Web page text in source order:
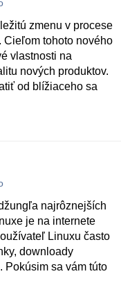
zmenu v procese
Cieľom tohoto nového
vlastnosti na
nových produktov.
od blížiaceho sa
najrôznejších
je na internete
Linuxu často
downloady
Pokúsim sa vám túto